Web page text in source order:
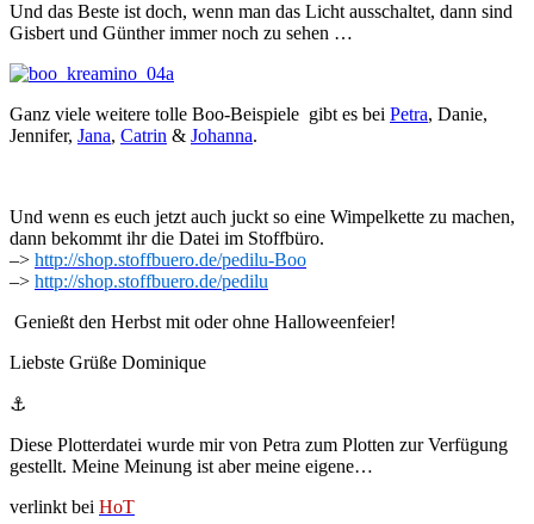
Und das Beste ist doch, wenn man das Licht ausschaltet, dann sind
Gisbert und Günther immer noch zu sehen …
Ganz viele weitere tolle Boo-Beispiele gibt es bei Petra, Danie,
Jennifer, Jana, Catrin & Johanna.
Und wenn es euch jetzt auch juckt so eine Wimpelkette zu machen,
dann bekommt ihr die Datei im Stoffbüro.
–> http://shop.stoffbuero.de/pedilu-Boo
–> http://shop.stoffbuero.de/pedilu
Genießt den Herbst mit oder ohne Halloweenfeier!
Liebste Grüße Dominique
⚓
Diese Plotterdatei wurde mir von Petra zum Plotten zur Verfügung
gestellt. Meine Meinung ist aber meine eigene…
verlinkt bei HoT